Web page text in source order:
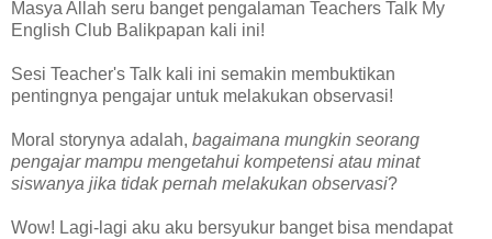
Masya Allah seru banget pengalaman Teachers Talk My
English Club Balikpapan kali ini!
Sesi Teacher's Talk kali ini semakin membuktikan
pentingnya pengajar untuk melakukan observasi!
Moral storynya adalah, bagaimana mungkin seorang
pengajar mampu mengetahui kompetensi atau minat
siswanya jika tidak pernah melakukan observasi?
Wow! Lagi-lagi aku aku bersyukur banget bisa mendapat